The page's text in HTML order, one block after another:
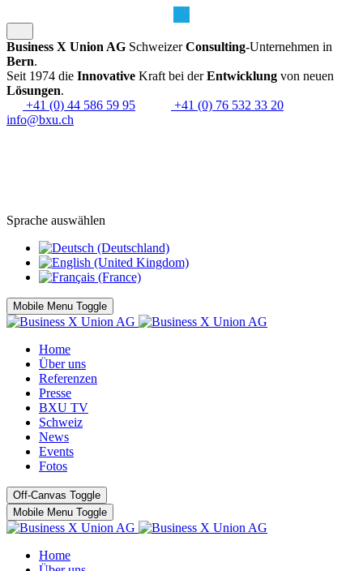
Business X Union AG SchweizerConsulting-Unternehmen in
Bern.
Seit 1974 die Innovative Kraft bei derEntwicklung von neuen
Lösungen.
+41 (0) 44 586 59 95
+41 (0) 76 532 33 20
info@bxu.ch
Sprache auswählen
Mobile Menu Toggle
Home
Über uns
Referenzen
Presse
BXU TV
Schweiz
News
Events
Fotos
Off-Canvas Toggle
Mobile Menu Toggle
Home